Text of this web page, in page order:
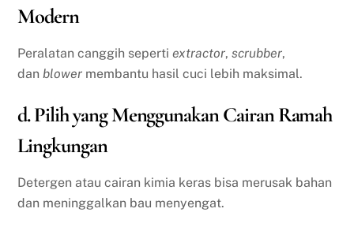
Modern
Peralatan canggih sepertiextractor,scrubber,
dan blower membantu hasil cuci lebih maksimal.
d. Pilih yang Menggunakan Cairan Ramah
Lingkungan
Detergen atau cairan kimia keras bisa merusak bahan
dan meninggalkan bau menyengat.